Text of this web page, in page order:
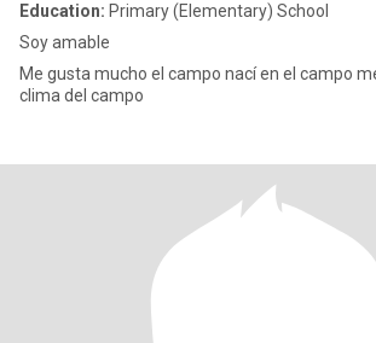
Education: Primary (Elementary) School
Soy amable
Me gusta mucho el campo nací en el campo
clima del campo